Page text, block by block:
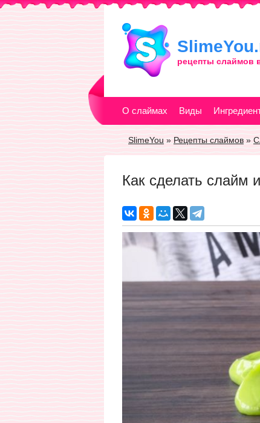
рецепты слаймов
О слаймах Виды
SlimeYou » Рецепты слаймов »
Как сделать слайм